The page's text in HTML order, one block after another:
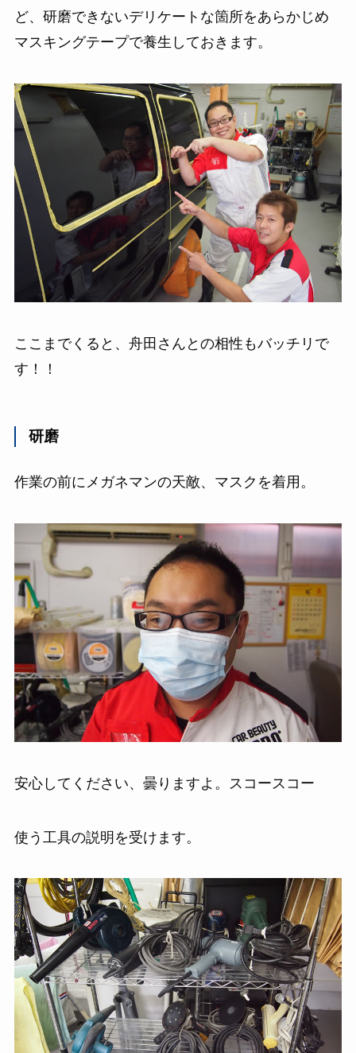
ど、研磨できないデリケートな箇所をあらかじめ
マスキングテープで養生しておきます。
ここまでくると、舟田さんとの相性もバッチリで
す！！
研磨
作業の前にメガネマンの天敵、マスクを着用。
安心してください、曇りますよ。スコースコー
使う工具の説明を受けます。